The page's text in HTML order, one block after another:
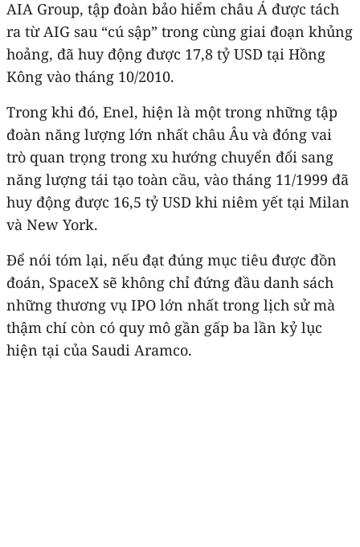
AIA Group, tập đoàn bảo hiểm châu Á được tách
ra từ AIG sau “cú sập” trong cùng giai đoạn khủng
hoảng, đã huy động được 17,8 tỷ USD tại Hồng
Kông vào tháng 10/2010.
Trong khi đó, Enel, hiện là một trong những tập
đoàn năng lượng lớn nhất châu Âu và đóng vai
trò quan trọng trong xu hướng chuyển đổi sang
năng lượng tái tạo toàn cầu, vào tháng 11/1999 đã
huy động được 16,5 tỷ USD khi niêm yết tại Milan
và New York.
Để nói tóm lại, nếu đạt đúng mục tiêu được đồn
đoán, SpaceX sẽ không chỉ đứng đầu danh sách
những thương vụ IPO lớn nhất trong lịch sử mà
thậm chí còn có quy mô gần gấp ba lần kỷ lục
hiện tại của Saudi Aramco.